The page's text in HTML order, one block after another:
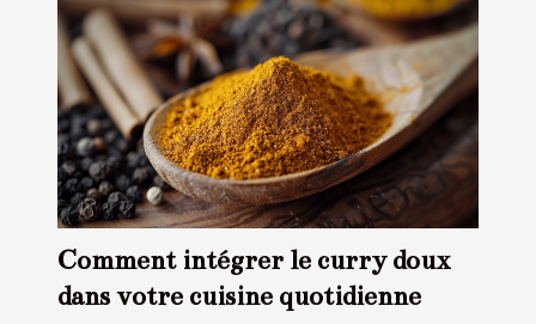
Comment intégrer le curry doux
dans votre cuisine quotidienne